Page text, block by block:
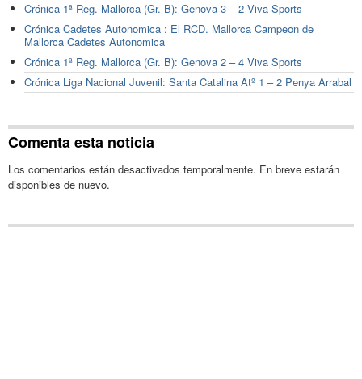
Crónica 1ª Reg. Mallorca (Gr. B): Genova 3 – 2 Viva Sports
Crónica Cadetes Autonomica : El RCD. Mallorca Campeon de
Mallorca Cadetes Autonomica
Crónica 1ª Reg. Mallorca (Gr. B): Genova 2 – 4 Viva Sports
Crónica Liga Nacional Juvenil: Santa Catalina Atº 1 – 2 Penya Arrabal
Comenta esta noticia
Los comentarios están desactivados temporalmente. En breve estarán
disponibles de nuevo.